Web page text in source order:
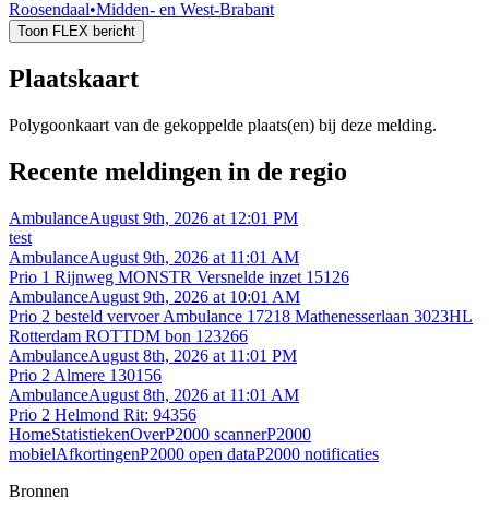
Roosendaal•Midden- en West-Brabant
Toon FLEX bericht
Plaatskaart
Polygoonkaart van de gekoppelde plaats(en) bij deze melding.
Recente meldingen in de regio
AmbulanceAugust 9th, 2026 at 12:01 PM
test
AmbulanceAugust 9th, 2026 at 11:01 AM
Prio 1 Rijnweg MONSTR Versnelde inzet 15126
AmbulanceAugust 9th, 2026 at 10:01 AM
Prio 2 besteld vervoer Ambulance 17218 Mathenesserlaan 3023HL
Rotterdam ROTTDM bon 123266
AmbulanceAugust 8th, 2026 at 11:01 PM
Prio 2 Almere 130156
AmbulanceAugust 8th, 2026 at 11:01 AM
Prio 2 Helmond Rit: 94356
HomeStatistiekenOverP2000 scannerP2000
mobielAfkortingenP2000 open dataP2000 notificaties
Bronnen